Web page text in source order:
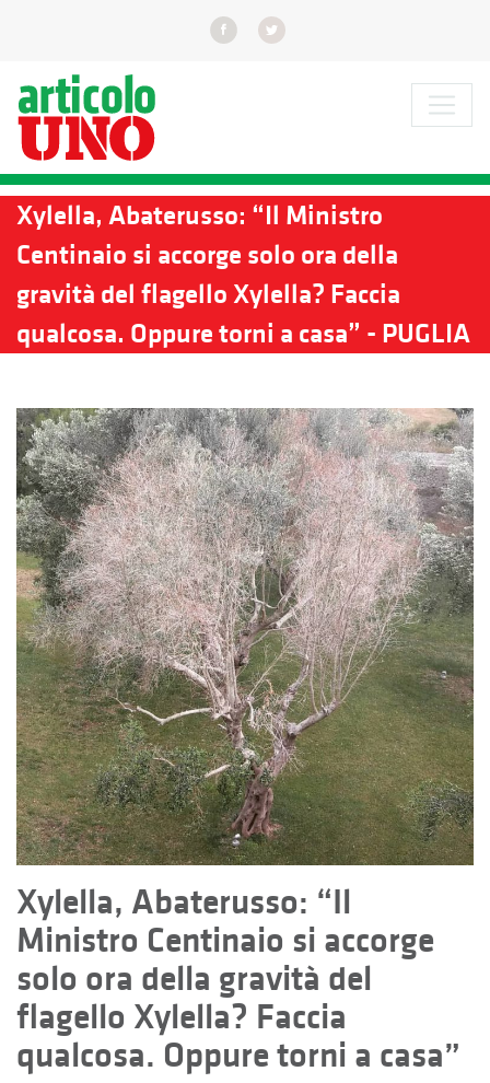
Xylella, Abaterusso: “Il Ministro
Centinaio si accorge solo ora della
gravità del flagello Xylella? Faccia
qualcosa. Oppure torni a casa” - PUGLIA
Xylella, Abaterusso: “Il
Ministro Centinaio si accorge
solo ora della gravità del
flagello Xylella? Faccia
qualcosa. Oppure torni a casa”